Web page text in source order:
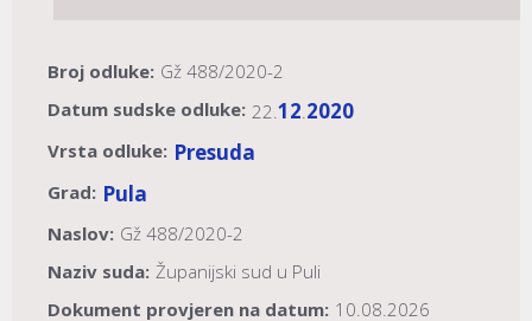
Broj odluke: Gž 488/2020-2
Datum sudske odluke: 22.12.2020
Vrsta odluke: Presuda
Grad: Pula
Naslov: Gž 488/2020-2
Naziv suda: Županijski sud u Puli
Dokument provjeren na datum: 10.08.2026